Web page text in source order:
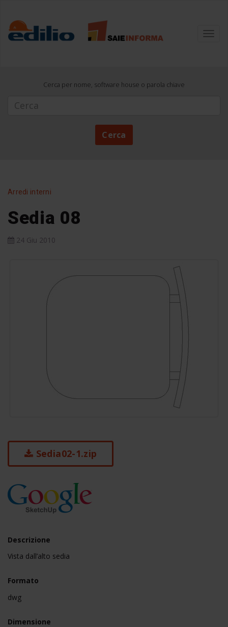
Cerca per nome, software house o parola chiave
Cerca
Arredi interni
Sedia 08
24 Giu 2010
Sedia02-1.zip
Descrizione
Vista dall’alto sedia
Formato
dwg
Dimensione